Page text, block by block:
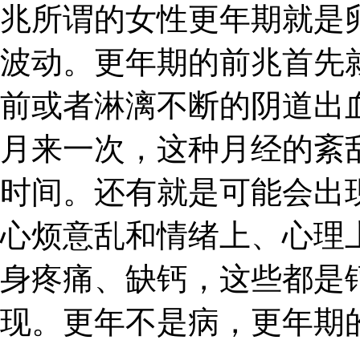
兆所谓的女性更年期就是
波动。更年期的前兆首先
前或者淋漓不断的阴道出
月来一次，这种月经的
时间。还有就是可能会
心烦意乱和情绪上、心理
身疼痛、缺钙，这些都是
现。更年不是病，更年期